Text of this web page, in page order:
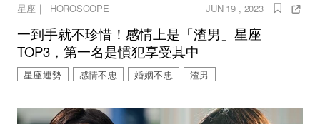
星座 ｜ HOROSCOPE JUN 19 , 2023
一到手就不珍惜！感情上是「渣男」星座
TOP3，第一名是慣犯享受其中
星座運勢 感情不忠 婚姻不忠 渣男